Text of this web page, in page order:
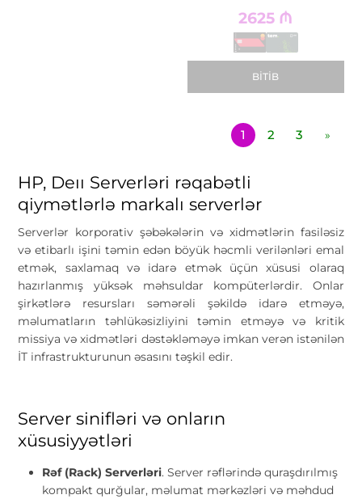
2625 ₼
BITIB
1 2 3 »
HP, Deıı Serverləri rəqabətli
qiymətlərlə markalı serverlər
Serverlər korporativ şəbəkələrin və xidmətlərin fasiləsiz
və etibarlı işini təmin edən böyük həcmli verilənləri emal
etmək, saxlamaq və idarə etmək üçün xüsusi olaraq
hazırlanmış yüksək məhsuldar kompüterlərdir. Onlar
şirkətlərə resursları səmərəli şəkildə idarə etməyə,
məlumatların təhlükəsizliyini təmin etməyə və kritik
missiya və xidmətləri dəstəkləməyə imkan verən istənilən
İT infrastrukturunun əsasını təşkil edir.
Server sinifləri və onların
xüsusiyyətləri
Rəf (Rack) Serverləri. Server rəflərində quraşdırılmış
kompakt qurğular, məlumat mərkəzləri və məhdud